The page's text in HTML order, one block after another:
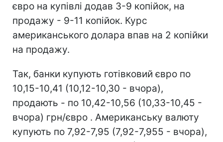
євро на купівлі додав 3-9 копійок, на
продажу - 9-11 копійок. Курс
американського долара впав на 2 копійки
на продажу.
Так, банки купують готівковий євро по
10,15-10,41 (10,12-10,30 - вчора),
продають - по 10,42-10,56 (10,33-10,45 -
вчора) грн/євро . Американську валюту
купують по 7,92-7,95 (7,92-7,955 - вчора),